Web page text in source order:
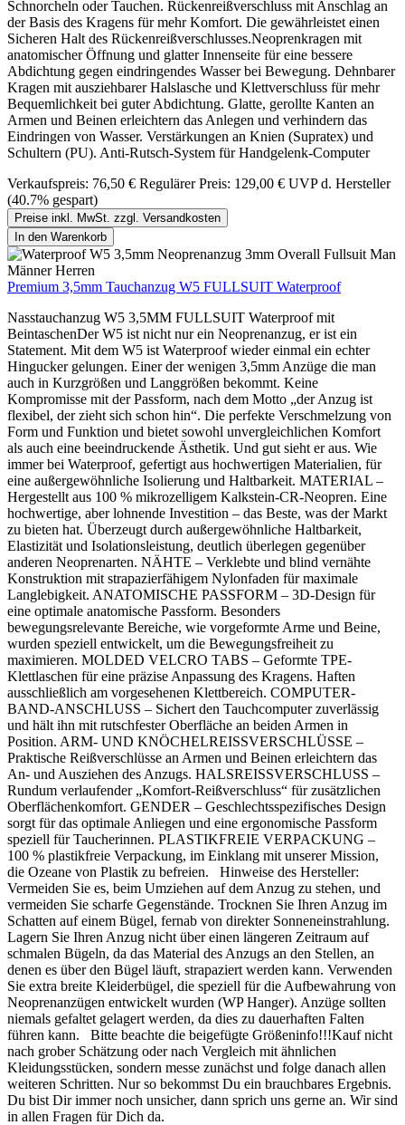
Schnorcheln oder Tauchen. Rückenreißverschluss mit Anschlag an
der Basis des Kragens für mehr Komfort. Die gewährleistet einen
Sicheren Halt des Rückenreißverschlusses.Neoprenkragen mit
anatomischer Öffnung und glatter Innenseite für eine bessere
Abdichtung gegen eindringendes Wasser bei Bewegung. Dehnbarer
Kragen mit ausziehbarer Halslasche und Klettverschluss für mehr
Bequemlichkeit bei guter Abdichtung. Glatte, gerollte Kanten an
Armen und Beinen erleichtern das Anlegen und verhindern das
Eindringen von Wasser. Verstärkungen an Knien (Supratex) und
Schultern (PU). Anti-Rutsch-System für Handgelenk-Computer
Verkaufspreis: 76,50 € Regulärer Preis: 129,00 € UVP d. Hersteller
(40.7% gespart)
Preise inkl. MwSt. zzgl. Versandkosten
In den Warenkorb
Premium 3,5mm Tauchanzug W5 FULLSUIT Waterproof
Nasstauchanzug W5 3,5MM FULLSUIT Waterproof mit
BeintaschenDer W5 ist nicht nur ein Neoprenanzug, er ist ein
Statement. Mit dem W5 ist Waterproof wieder einmal ein echter
Hingucker gelungen. Einer der wenigen 3,5mm Anzüge die man
auch in Kurzgrößen und Langgrößen bekommt. Keine
Kompromisse mit der Passform, nach dem Motto „der Anzug ist
flexibel, der zieht sich schon hin“. Die perfekte Verschmelzung von
Form und Funktion und bietet sowohl unvergleichlichen Komfort
als auch eine beeindruckende Ästhetik. Und gut sieht er aus. Wie
immer bei Waterproof, gefertigt aus hochwertigen Materialien, für
eine außergewöhnliche Isolierung und Haltbarkeit. MATERIAL –
Hergestellt aus 100 % mikrozelligem Kalkstein-CR-Neopren. Eine
hochwertige, aber lohnende Investition – das Beste, was der Markt
zu bieten hat. Überzeugt durch außergewöhnliche Haltbarkeit,
Elastizität und Isolationsleistung, deutlich überlegen gegenüber
anderen Neoprenarten. NÄHTE – Verklebte und blind vernähte
Konstruktion mit strapazierfähigem Nylonfaden für maximale
Langlebigkeit. ANATOMISCHE PASSFORM – 3D-Design für
eine optimale anatomische Passform. Besonders
bewegungsrelevante Bereiche, wie vorgeformte Arme und Beine,
wurden speziell entwickelt, um die Bewegungsfreiheit zu
maximieren. MOLDED VELCRO TABS – Geformte TPE-
Klettlaschen für eine präzise Anpassung des Kragens. Haften
ausschließlich am vorgesehenen Klettbereich. COMPUTER-
BAND-ANSCHLUSS – Sichert den Tauchcomputer zuverlässig
und hält ihn mit rutschfester Oberfläche an beiden Armen in
Position. ARM- UND KNÖCHELREISSVERSCHLÜSSE –
Praktische Reißverschlüsse an Armen und Beinen erleichtern das
An- und Ausziehen des Anzugs. HALSREISSVERSCHLUSS –
Rundum verlaufender „Komfort-Reißverschluss“ für zusätzlichen
Oberflächenkomfort. GENDER – Geschlechtsspezifisches Design
sorgt für das optimale Anliegen und eine ergonomische Passform
speziell für Taucherinnen. PLASTIKFREIE VERPACKUNG –
100 % plastikfreie Verpackung, im Einklang mit unserer Mission,
die Ozeane von Plastik zu befreien. Hinweise des Hersteller:
Vermeiden Sie es, beim Umziehen auf dem Anzug zu stehen, und
vermeiden Sie scharfe Gegenstände. Trocknen Sie Ihren Anzug im
Schatten auf einem Bügel, fernab von direkter Sonneneinstrahlung.
Lagern Sie Ihren Anzug nicht über einen längeren Zeitraum auf
schmalen Bügeln, da das Material des Anzugs an den Stellen, an
denen es über den Bügel läuft, strapaziert werden kann. Verwenden
Sie extra breite Kleiderbügel, die speziell für die Aufbewahrung von
Neoprenanzügen entwickelt wurden (WP Hanger). Anzüge sollten
niemals gefaltet gelagert werden, da dies zu dauerhaften Falten
führen kann. Bitte beachte die beigefügte Größeninfo!!!Kauf nicht
nach grober Schätzung oder nach Vergleich mit ähnlichen
Kleidungsstücken, sondern messe zunächst und folge danach allen
weiteren Schritten. Nur so bekommst Du ein brauchbares Ergebnis.
Du bist Dir immer noch unsicher, dann sprich uns gerne an. Wir sind
in allen Fragen für Dich da.